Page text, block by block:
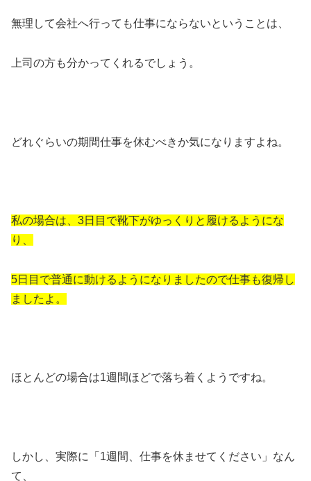
無理して会社へ行っても仕事にならないということは、
上司の方も分かってくれるでしょう。
どれぐらいの期間仕事を休むべきか気になりますよね。
私の場合は、3日目で靴下がゆっくりと履けるようにな
り、
5日目で普通に動けるようになりましたので仕事も復帰し
ましたよ。
ほとんどの場合は1週間ほどで落ち着くようですね。
しかし、実際に「1週間、仕事を休ませてください」なん
て、